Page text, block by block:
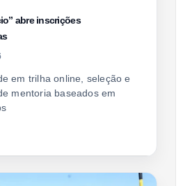
abre inscrições
em trilha online, seleção e
mentoria baseados em